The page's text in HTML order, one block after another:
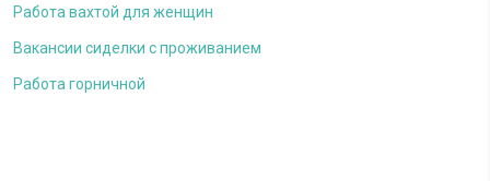
Работа вахтой для женщин
Вакансии сиделки с проживанием
Работа горничной